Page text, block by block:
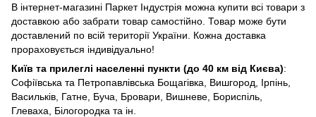
В інтернет-магазині Паркет Індустрія можна купити всі товари з
доставкою або забрати товар самостійно. Товар може бути
доставлений по всій території України. Кожна доставка
прораховується індивідуально!
Київ та прилеглі населенні пункти (до 40 км від Києва):
Софіївська та Петропавлівська Бощагівка, Вишгород, Ірпінь,
Васильків, Гатне, Буча, Бровари, Вишневе, Бориспіль,
Глеваха, Білогородка та ін.